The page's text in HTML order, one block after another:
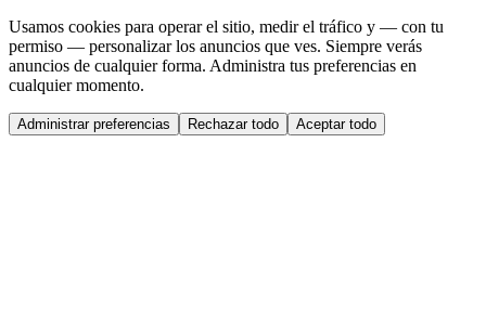
Usamos cookies para operar el sitio, medir el tráfico y — con tu
permiso — personalizar los anuncios que ves. Siempre verás
anuncios de cualquier forma. Administra tus preferencias en
cualquier momento.
Administrar preferencias Rechazar todo Aceptar todo